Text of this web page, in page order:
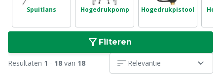
Spuitlans Hogedrukpomp Hogedrukpistool
Filteren
Resultaten 1 - 18 van 18 Relevantie